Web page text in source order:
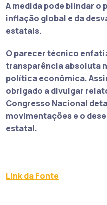
A medida pode blindar
inflação global e da
estatais.
O parecer técnico
transparência absoluta
política econômica.
obrigado a divulgar
Congresso Nacional
movimentações e o
estatal.
Link da Fonte